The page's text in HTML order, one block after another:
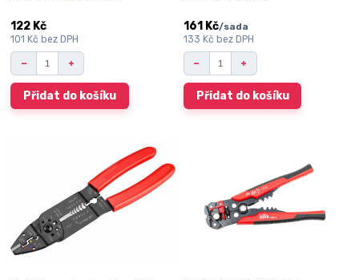
122 Kč
101 Kč bez DPH
Přidat do košíku
161 Kč/sada
133 Kč bez DPH
Přidat do košíku